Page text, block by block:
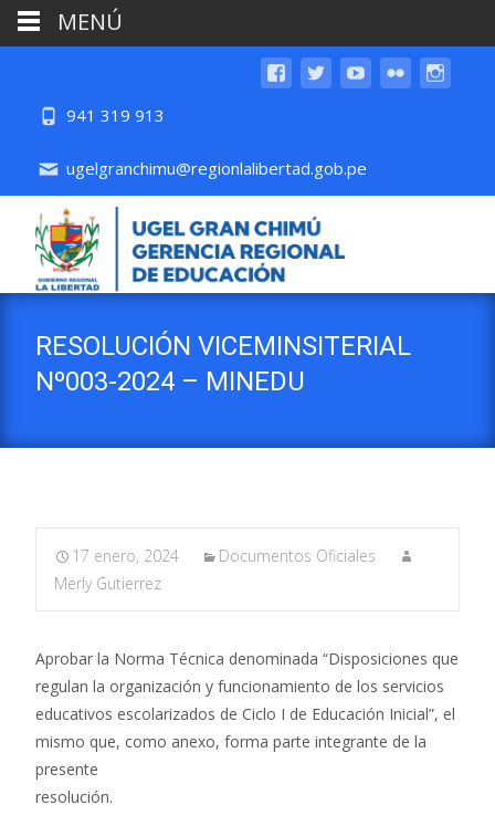
941 319 913
ugelgranchimu@regionlalibertad.gob.pe
RESOLUCIÓN VICEMINSITERIAL
Nº003-2024 – MINEDU
17 enero, 2024
Documentos Oficiales
Merly Gutierrez
Aprobar la Norma Técnica denominada “Disposiciones que
regulan la organización y funcionamiento de los servicios
educativos escolarizados de Ciclo I de Educación Inicial”, el
mismo que, como anexo, forma parte integrante de la
presente
resolución.
MENÚ